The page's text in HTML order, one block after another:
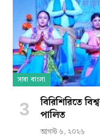
সারা বাংলা
বিরিশিরিতে
পালিত
আগস্ট ৬, ২০২৬